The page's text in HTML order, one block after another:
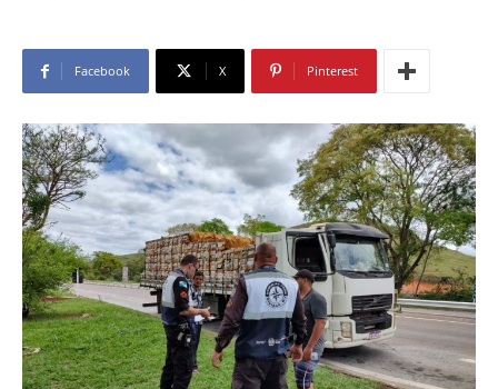
Facebook X Pinterest